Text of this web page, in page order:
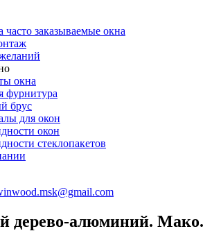
заказываемые окна
окна
фурнитура
брус
для окон
окон
стеклопакетов
дерево-алюминий. Мако.